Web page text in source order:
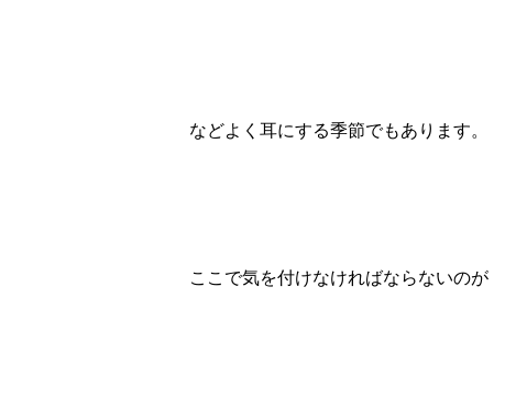
などよく耳にする季節でもあります。
ここで気を付けなければならないのが